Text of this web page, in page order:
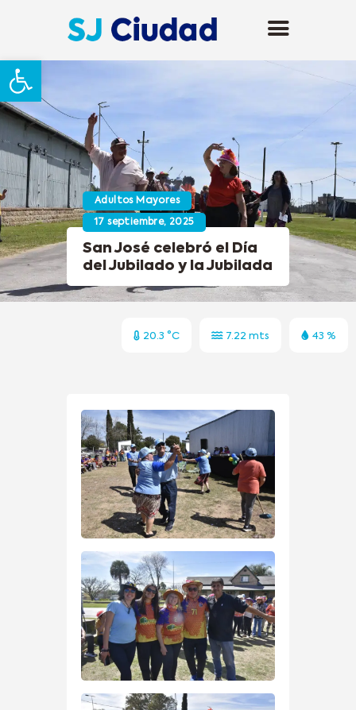
Abrir barra de herramientas
Adultos Mayores
17 septiembre, 2025
San José celebró el Día
del Jubilado y la Jubilada
20.3 °C 7.22 mts 43 %